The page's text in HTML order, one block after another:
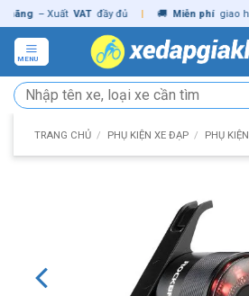
Skip
to
content
– Xuất VAT đầy đủ | 🚚 Miễn phí giao hàng
MENU
Tìm
kiếm:
TRANG CHỦ / PHỤ KIỆN XE ĐẠP / PHỤ